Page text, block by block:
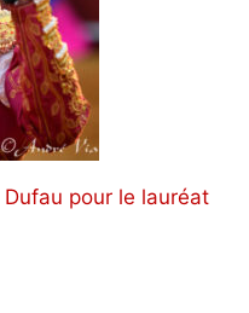
pour le lauréat